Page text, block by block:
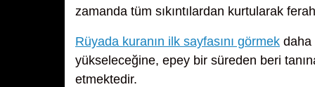
zamanda tüm sıkıntılardan kurtularak
Rüyada kuranın ilk sayfasını görmek daha
yükseleceğine, epey bir süreden beri
etmektedir.